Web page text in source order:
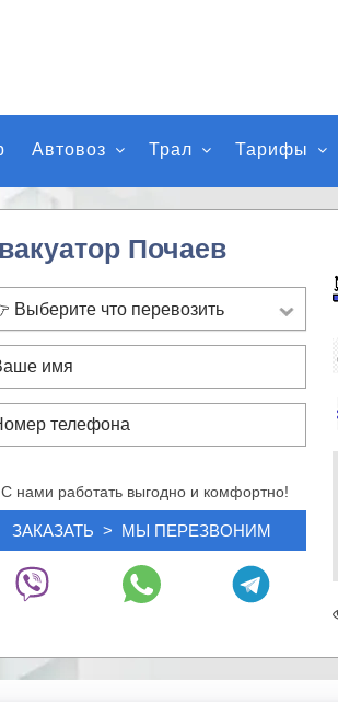
к
п
о
й
у
Автовоз Трал Тарифы
Почаев
Выберите что перевозить
С нами работать выгодно и комфортно!